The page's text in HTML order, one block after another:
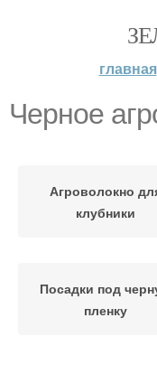
главная
Черное
Агроволокно
клубники
Посадки под
пленку